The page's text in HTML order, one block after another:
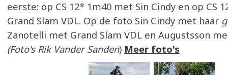
eerste: op CS 12* 1m40 met Sin Cindy en op CS
Grand Slam VDL. Op de foto Sin Cindy met haar
Zanotelli met Grand Slam VDL en Augustsson
(Foto's Rik Vander Sanden) Meer foto's